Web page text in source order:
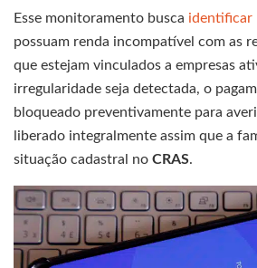
Esse monitoramento busca identificar
possuam renda incompatível com as
que estejam vinculados a empresas
irregularidade seja detectada, o
bloqueado preventivamente para
liberado integralmente assim que a
situação cadastral no CRAS.